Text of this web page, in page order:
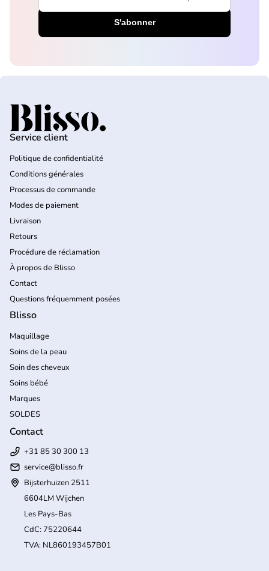
Accueil
Service client
Politique de confidentialité
Conditions générales
Processus de commande
Modes de paiement
Livraison
Retours
Procédure de réclamation
À propos de Blisso
Contact
Questions fréquemment posées
Blisso
Maquillage
Soins de la peau
Soin des cheveux
Soins bébé
Marques
SOLDES
Contact
+31 85 30 300 13
service@blisso.fr
Bijsterhuizen 2511
6604LM Wijchen
Les Pays-Bas
CdC: 75220644
TVA: NL860193457B01